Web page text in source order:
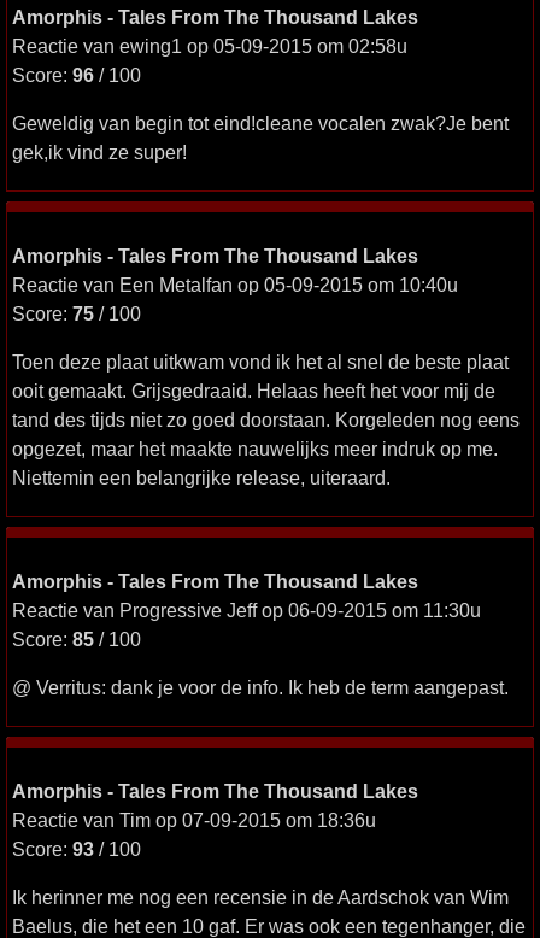
Amorphis - Tales From The Thousand Lakes
Reactie van ewing1 op 05-09-2015 om 02:58u
Score: 96 / 100
Geweldig van begin tot eind!cleane vocalen zwak?Je bent
gek,ik vind ze super!
Amorphis - Tales From The Thousand Lakes
Reactie van Een Metalfan op 05-09-2015 om 10:40u
Score: 75 / 100
Toen deze plaat uitkwam vond ik het al snel de beste plaat
ooit gemaakt. Grijsgedraaid. Helaas heeft het voor mij de
tand des tijds niet zo goed doorstaan. Korgeleden nog eens
opgezet, maar het maakte nauwelijks meer indruk op me.
Niettemin een belangrijke release, uiteraard.
Amorphis - Tales From The Thousand Lakes
Reactie van Progressive Jeff op 06-09-2015 om 11:30u
Score: 85 / 100
@ Verritus: dank je voor de info. Ik heb de term aangepast.
Amorphis - Tales From The Thousand Lakes
Reactie van Tim op 07-09-2015 om 18:36u
Score: 93 / 100
Ik herinner me nog een recensie in de Aardschok van Wim
Baelus, die het een 10 gaf. Er was ook een tegenhanger, die